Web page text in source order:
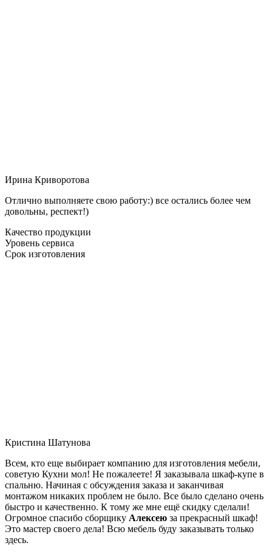
Ирина Криворотова
Отлично выполняете свою работу:) все остались более чем
довольны, респект!)
Качество продукции
Уровень сервиса
Срок изготовления
Кристина Шатунова
Всем, кто еще выбирает компанию для изготовления мебели,
советую Кухни мол! Не пожалеете! Я заказывала шкаф-купе в
спальню. Начиная с обсуждения заказа и заканчивая
монтажом никаких проблем не было. Все было сделано очень
быстро и качественно. К тому же мне ещё скидку сделали!
Огромное спасибо сборщику Алексею за прекрасный шкаф!
Это мастер своего дела! Всю мебель буду заказывать только
здесь.